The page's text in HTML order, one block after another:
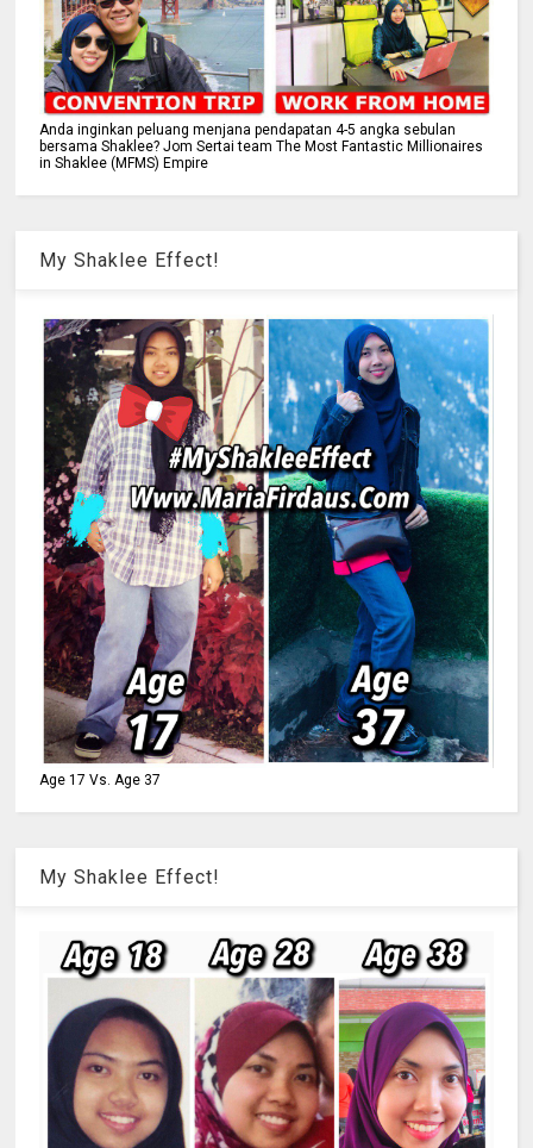
Anda inginkan peluang menjana pendapatan 4-5 angka sebulan
bersama Shaklee? Jom Sertai team The Most Fantastic Millionaires
in Shaklee (MFMS) Empire
My Shaklee Effect!
Age 17 Vs. Age 37
My Shaklee Effect!